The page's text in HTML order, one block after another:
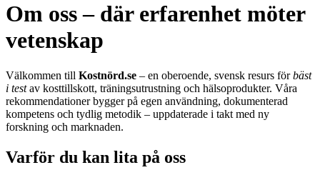
Om oss – där erfarenhet möter
vetenskap
Välkommen till Kostnörd.se – en oberoende, svensk resurs förbäst
i testav kosttillskott, träningsutrustning och hälsoprodukter. Våra
rekommendationer bygger på egen användning, dokumenterad
kompetens och tydlig metodik – uppdaterade i takt med ny
forskning och marknaden.
Varför du kan lita på oss